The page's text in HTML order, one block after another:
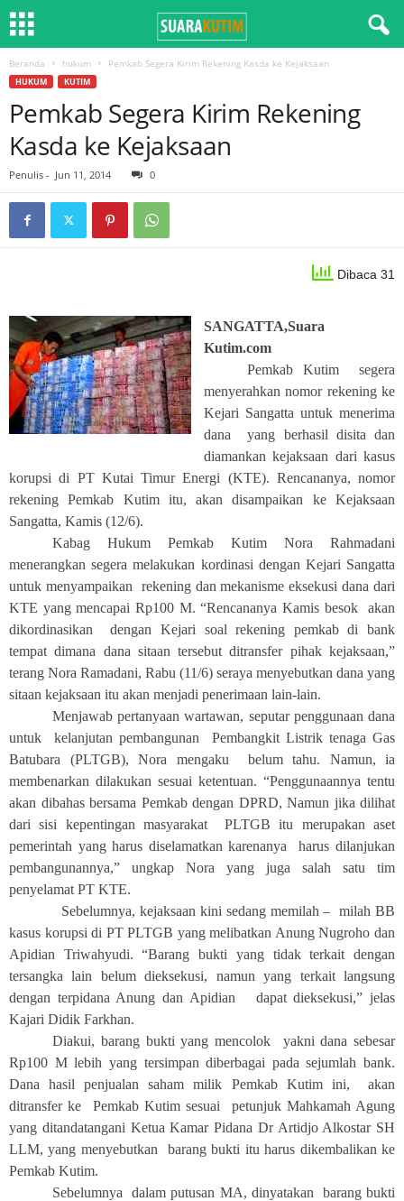
Beranda hukum Pemkab Segera Kirim Rekening Kasda ke Kejaksaan
HUKUM KUTIM
Pemkab Segera Kirim Rekening
Kasda ke Kejaksaan
Penulis - Jun 11, 2014 0
Dibaca 31
SANGATTA,Suara
Kutim.com
Pemkab Kutim segera
menyerahkan nomor rekening ke
Kejari Sangatta untuk menerima
dana yang berhasil disita dan
diamankan kejaksaan dari kasus
korupsi di PT Kutai Timur Energi (KTE). Rencananya, nomor
rekening Pemkab Kutim itu, akan disampaikan ke Kejaksaan
Sangatta, Kamis (12/6).
Kabag Hukum Pemkab Kutim Nora Rahmadani
menerangkan segera melakukan kordinasi dengan Kejari Sangatta
untuk menyampaikan rekening dan mekanisme eksekusi dana dari
KTE yang mencapai Rp100 M. “Rencananya Kamis besok akan
dikordinasikan dengan Kejari soal rekening pemkab di bank
tempat dimana dana sitaan tersebut ditransfer pihak kejaksaan,”
terang Nora Ramadani, Rabu (11/6) seraya menyebutkan dana yang
sitaan kejaksaan itu akan menjadi penerimaan lain-lain.
Menjawab pertanyaan wartawan, seputar penggunaan dana
untuk kelanjutan pembangunan Pembangkit Listrik tenaga Gas
Batubara (PLTGB), Nora mengaku belum tahu. Namun, ia
membenarkan dilakukan sesuai ketentuan. “Penggunaannya tentu
akan dibahas bersama Pemkab dengan DPRD, Namun jika dilihat
dari sisi kepentingan masyarakat PLTGB itu merupakan aset
pemerintah yang harus diselamatkan karenanya harus dilanjukan
pembangunannya,” ungkap Nora yang juga salah satu tim
penyelamat PT KTE.
Sebelumnya, kejaksaan kini sedang memilah – milah BB
kasus korupsi di PT PLTGB yang melibatkan Anung Nugroho dan
Apidian Triwahyudi. “Barang bukti yang tidak terkait dengan
tersangka lain belum dieksekusi, namun yang terkait langsung
dengan terpidana Anung dan Apidian dapat dieksekusi,” jelas
Kajari Didik Farkhan.
Diakui, barang bukti yang mencolok yakni dana sebesar
Rp100 M lebih yang tersimpan diberbagai pada sejumlah bank.
Dana hasil penjualan saham milik Pemkab Kutim ini, akan
ditransfer ke Pemkab Kutim sesuai petunjuk Mahkamah Agung
yang ditandatangani Ketua Kamar Pidana Dr Artidjo Alkostar SH
LLM, yang menyebutkan barang bukti itu harus dikembalikan ke
Pemkab Kutim.
Sebelumnya dalam putusan MA, dinyatakan barang bukti